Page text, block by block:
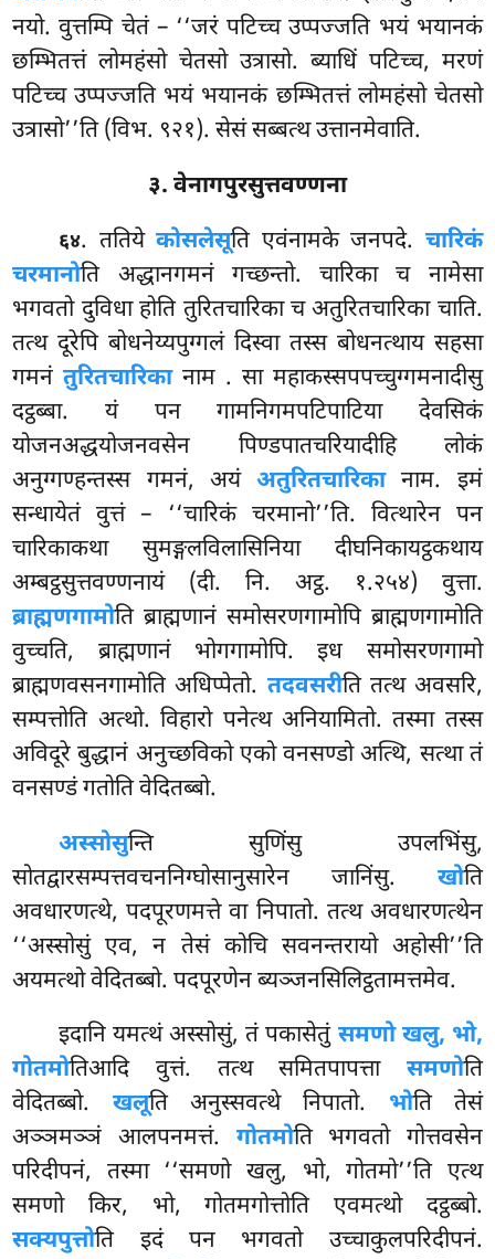
नयो. वुत्तम्पि चेतं – ‘‘जरं पटिच्च उप्पज्जति भयं भयानकं
छम्भितत्तं लोमहंसो चेतसो उत्रासो. ब्याधिं पटिच्च, मरणं
पटिच्च उप्पज्जति भयं भयानकं छम्भितत्तं लोमहंसो चेतसो
उत्रासो’’ति (विभ. ९२१). सेसं सब्बत्थ उत्तानमेवाति.
३. वेनागपुरसुत्तवण्णना
६४. ततियेकोसलेसूति एवंनामके जनपदे. चारिकं
चरमानोति अद्धानगमनं गच्छन्तो. चारिका च नामेसा
भगवतो दुविधा होति तुरितचारिका च अतुरितचारिका चाति.
तत्थ दूरेपि बोधनेय्यपुग्गलं दिस्वा तस्स बोधनत्थाय सहसा
गमनंतुरितचारिकानाम . सा महाकस्सपपच्चुग्गमनादीसु
दट्ठब्बा. यं पन गामनिगमपटिपाटिया देवसिकं
योजनअद्धयोजनवसेन पिण्डपातचरियादीहि लोकं
अनुग्गण्हन्तस्स गमनं, अयंअतुरितचारिकानाम. इमं
सन्धायेतं वुत्तं – ‘‘चारिकं चरमानो’’ति. वित्थारेन पन
चारिकाकथा सुमङ्गलविलासिनिया दीघनिकायट्ठकथाय
अम्बट्ठसुत्तवण्णनायं (दी. नि. अट्ठ. १.२५४) वुत्ता.
ब्राह्मणगामोति ब्राह्मणानं समोसरणगामोपि ब्राह्मणगामोति
वुच्चति, ब्राह्मणानं भोगगामोपि. इध समोसरणगामो
ब्राह्मणवसनगामोति अधिप्पेतो. तदवसरीति तत्थ अवसरि,
सम्पत्तोति अत्थो. विहारो पनेत्थ अनियामितो. तस्मा तस्स
अविदूरे बुद्धानं अनुच्छविको एको वनसण्डो अत्थि, सत्था तं
वनसण्डं गतोति वेदितब्बो.
अस्सोसुन्ति सुणिंसु उपलभिंसु,
सोतद्वारसम्पत्तवचननिग्घोसानुसारेन जानिंसु. खोति
अवधारणत्थे, पदपूरणमत्ते वा निपातो. तत्थ अवधारणत्थेन
‘‘अस्सोसुं एव, न तेसं कोचि सवनन्तरायो अहोसी’’ति
अयमत्थो वेदितब्बो. पदपूरणेन ब्यञ्जनसिलिट्ठतामत्तमेव.
इदानि यमत्थं अस्सोसुं, तं पकासेतुं समणो खलु, भो,
गोतमोतिआदि वुत्तं. तत्थ समितपापत्ता समणोति
वेदितब्बो. खलूति अनुस्सवत्थे निपातो. भोति तेसं
अञ्ञमञ्ञं आलपनमत्तं. गोतमोति भगवतो गोत्तवसेन
परिदीपनं, तस्मा ‘‘समणो खलु, भो, गोतमो’’ति एत्थ
समणो किर, भो, गोतमगोत्तोति एवमत्थो दट्ठब्बो.
सक्यपुत्तोति इदं पन भगवतो उच्चाकुलपरिदीपनं.